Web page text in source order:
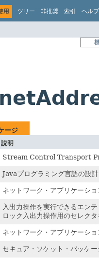
用 ツリー 非推奨 索引 ヘルプ
ージ
説明
Stream Control Transport
Javaプログラミング言語の設
ネットワーク・アプリケーシ
入出力操作を実行できるエン
ロック入出力操作用のセレク
ネットワーク・アプリケーシ
セキュア・ソケット・パッケ